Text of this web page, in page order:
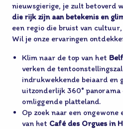
nieuwsgierige, je zult betoverd
die rijk zijn aan betekenis en
een regio die bruist van
Wil je onze ervaringen
Klim naar de top van het
verken de
indrukwekkende beiaard en
uitzonderlijk 360°
omliggende platteland.
Op zoek naar een
van het Café des Orgues in